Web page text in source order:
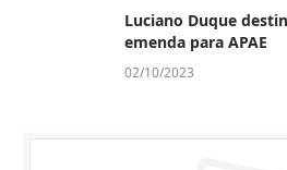
Luciano Duque
emenda para APAE
02/10/2023